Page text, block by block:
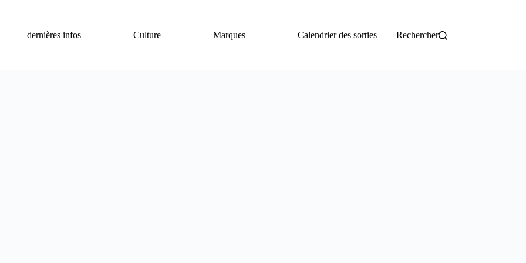
dernières infos
Culture Marques Calendrier des sorties Rechercher